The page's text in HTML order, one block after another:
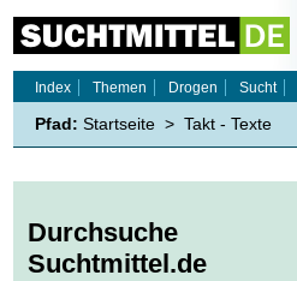
Index
Themen Drogen Sucht
Pfad: Startseite > Takt - Texte
Durchsuche
Suchtmittel.de